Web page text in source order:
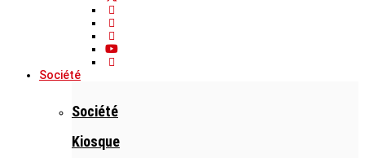
Société
Société
Kiosque